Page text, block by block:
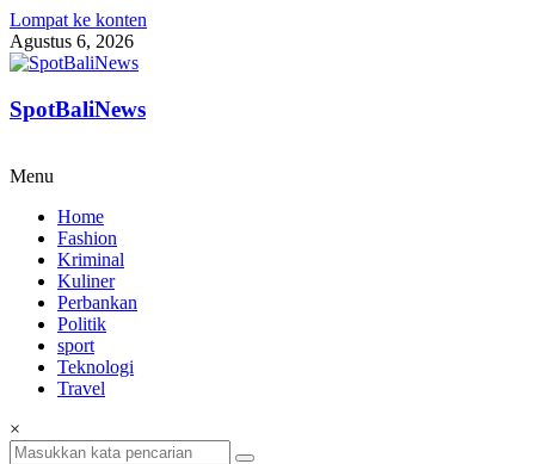
Lompat ke konten
Agustus 6, 2026
SpotBaliNews
Menu
Home
Fashion
Kriminal
Kuliner
Perbankan
Politik
sport
Teknologi
Travel
×